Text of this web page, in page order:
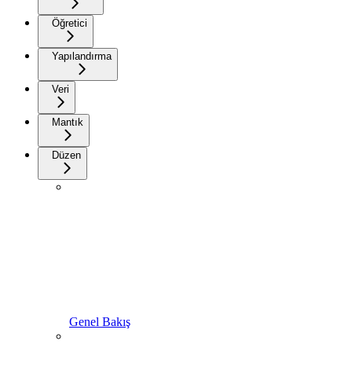
Öğretici
Yapılandırma
Veri
Mantık
Düzen
Genel Bakış